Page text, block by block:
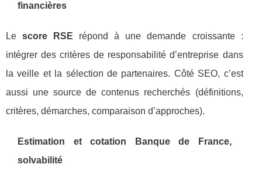
financières
Lescore RSE répond à une demande croissante :
intégrer des critères de responsabilité d’entreprise dans
la veille et la sélection de partenaires. Côté SEO, c’est
aussi une source de contenus recherchés (définitions,
critères, démarches, comparaison d’approches).
Estimation et cotation Banque de France,
solvabilité